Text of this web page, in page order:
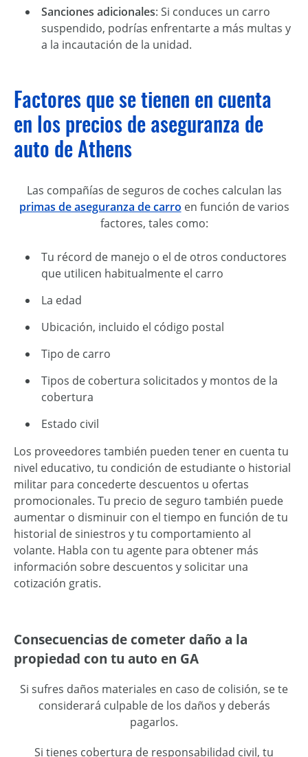
Sanciones adicionales: Si conduces un carro
suspendido, podrías enfrentarte a más multas y
a la incautación de la unidad.
Factores que se tienen en cuenta
en los precios de aseguranza de
auto de Athens
Las compañías de seguros de coches calculan las
primas de aseguranza de carro en función de varios
factores, tales como:
Tu récord de manejo o el de otros conductores
que utilicen habitualmente el carro
La edad
Ubicación, incluido el código postal
Tipo de carro
Tipos de cobertura solicitados y montos de la
cobertura
Estado civil
Los proveedores también pueden tener en cuenta tu
nivel educativo, tu condición de estudiante o historial
militar para concederte descuentos u ofertas
promocionales. Tu precio de seguro también puede
aumentar o disminuir con el tiempo en función de tu
historial de siniestros y tu comportamiento al
volante. Habla con tu agente para obtener más
información sobre descuentos y solicitar una
cotización gratis.
Consecuencias de cometer daño a la
propiedad con tu auto en GA
Si sufres daños materiales en caso de colisión, se te
considerará culpable de los daños y deberás
pagarlos.
Si tienes cobertura de responsabilidad civil, tu